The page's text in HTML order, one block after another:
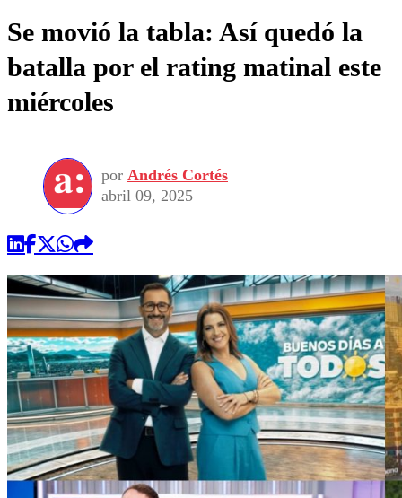
Se movió la tabla: Así quedó la
batalla por el rating matinal este
miércoles
por Andrés Cortés
abril 09, 2025